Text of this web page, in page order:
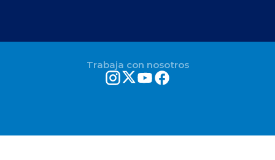
Trabaja con nosotros